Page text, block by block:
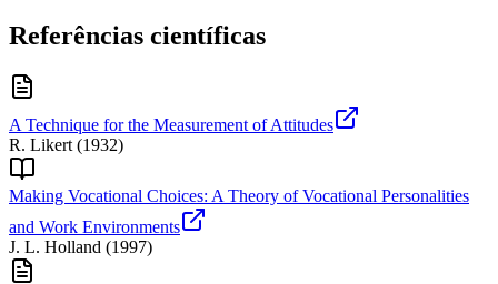
Referências científicas
A Technique for the Measurement of Attitudes
R. Likert (1932)
Making Vocational Choices: A Theory of Vocational Personalities
and Work Environments
J. L. Holland (1997)